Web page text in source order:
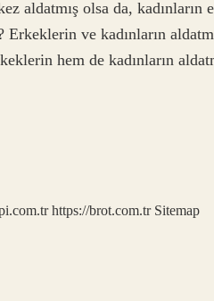
aldatmış olsa da, kadınların
Erkeklerin ve kadınların
hem de kadınların
https://brot.com.tr Sitemap